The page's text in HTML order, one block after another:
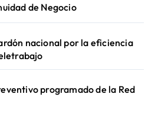
de Negocio
nacional por la eficiencia
programado de la Red